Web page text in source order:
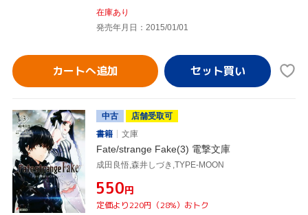
在庫あり
発売年月日：2015/01/01
カートへ追加
中古
店舗受取可
書籍
文庫
Fate/strange Fake(3) 電撃文庫
成田良悟,森井しづき,TYPE-MOON
¥550円
定価より220円（28%）おトク